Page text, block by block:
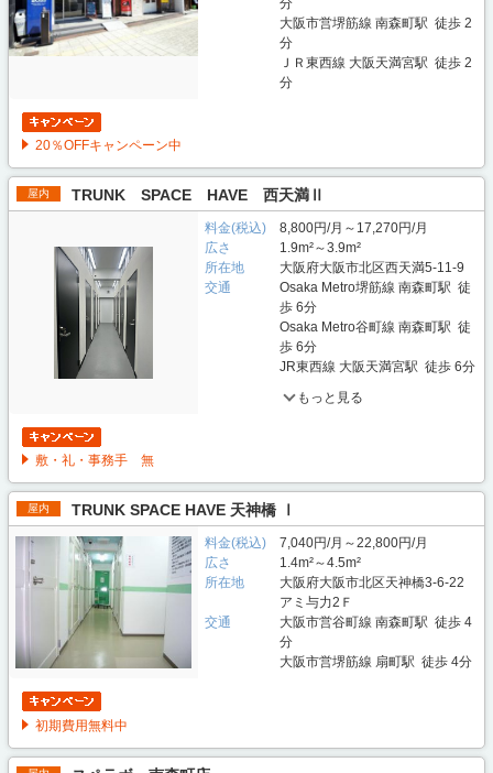
大阪市営堺筋線 南森町駅 徒歩 2
分
ＪＲ東西線 大阪天満宮駅 徒歩 2
分
20％OFFキャンペーン中
屋内 TRUNK SPACE HAVE 西天満Ⅱ
料金(税込)
8,800円/月～17,270円/月
広さ
1.9m²～3.9m²
所在地
大阪府大阪市北区西天満5-11-9
交通
Osaka Metro堺筋線 南森町駅 徒
歩 6分
Osaka Metro谷町線 南森町駅 徒
歩 6分
JR東西線 大阪天満宮駅 徒歩 6分
もっと見る
敷・礼・事務手 無
屋内 TRUNK SPACE HAVE 天神橋 Ⅰ
料金(税込)
7,040円/月～22,800円/月
広さ
1.4m²～4.5m²
所在地
大阪府大阪市北区天神橋3-6-22
アミ与力2Ｆ
交通
大阪市営谷町線 南森町駅 徒歩 4
分
大阪市営堺筋線 扇町駅 徒歩 4分
初期費用無料中